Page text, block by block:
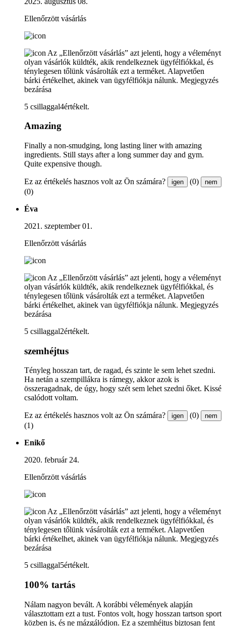
Ellenőrzött vásárlás
Az „Ellenőrzött vásárlás” azt jelenti, hogy a véleményt
olyan vásárlók küldték, akik rendelkeznek ügyfélfiókkal, és
ténylegesen tőlünk vásárolták ezt a terméket. Alapvetően
bárki értékelhet, akinek van ügyfélfiókja nálunk. Megjegyzés
bezárása
5 csillaggal4értékelt.
Amazing
Finally a non-smudging, long lasting liner with amazing
ingredients. Still stays after a long summer day and gym.
Quite expensive though.
Ez az értékelés hasznos volt az Ön számára? igen (0) nem
(0)
Éva
2021. szeptember 01.
Ellenőrzött vásárlás
Az „Ellenőrzött vásárlás” azt jelenti, hogy a véleményt
olyan vásárlók küldték, akik rendelkeznek ügyfélfiókkal, és
ténylegesen tőlünk vásárolták ezt a terméket. Alapvetően
bárki értékelhet, akinek van ügyfélfiókja nálunk. Megjegyzés
bezárása
5 csillaggal2értékelt.
szemhéjtus
Tényleg hosszan tart, de ragad, és szinte le sem lehet szedni.
Ha netán a szempillákra is rámegy, akkor azok is
összeragadnak, de úgy, hogy szét sem lehet szedni őket. Kissé
csalódott voltam.
Ez az értékelés hasznos volt az Ön számára? igen (0) nem
(1)
Enikő
2020. február 24.
Ellenőrzött vásárlás
Az „Ellenőrzött vásárlás” azt jelenti, hogy a véleményt
olyan vásárlók küldték, akik rendelkeznek ügyfélfiókkal, és
ténylegesen tőlünk vásárolták ezt a terméket. Alapvetően
bárki értékelhet, akinek van ügyfélfiókja nálunk. Megjegyzés
bezárása
5 csillaggal5értékelt.
100% tartás
Nálam nagyon bevált. A korábbi vélemények alapján
választottam ezt a tust. Fontos volt, hogy hosszan tartson sport
közben is, és ne mázgálódjon. Ez a szemhéjtus biztosan fent